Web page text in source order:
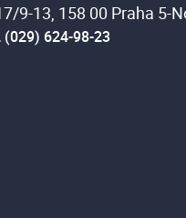
9-13, 158 00 Praha 5-
(029) 624-98-23